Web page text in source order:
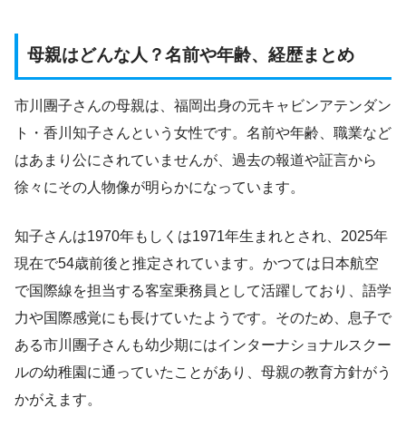
母親はどんな人？名前や年齢、経歴まとめ
市川團子さんの母親は、福岡出身の元キャビンアテンダン
ト・香川知子さんという女性です。名前や年齢、職業など
はあまり公にされていませんが、過去の報道や証言から
徐々にその人物像が明らかになっています。
知子さんは1970年もしくは1971年生まれとされ、2025年
現在で54歳前後と推定されています。かつては日本航空
で国際線を担当する客室乗務員として活躍しており、語学
力や国際感覚にも長けていたようです。そのため、息子で
ある市川團子さんも幼少期にはインターナショナルスクー
ルの幼稚園に通っていたことがあり、母親の教育方針がう
かがえます。